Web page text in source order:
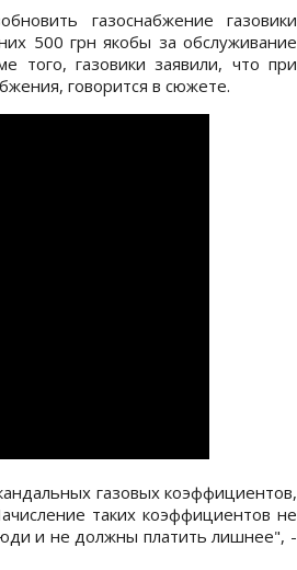
газоснабжение газовики
500 грн якобы за обслуживание
того, газовики заявили, что при
говорится в сюжете.
газовых коэффициентов,
таких коэффициентов не
и не должны платить лишнее", -